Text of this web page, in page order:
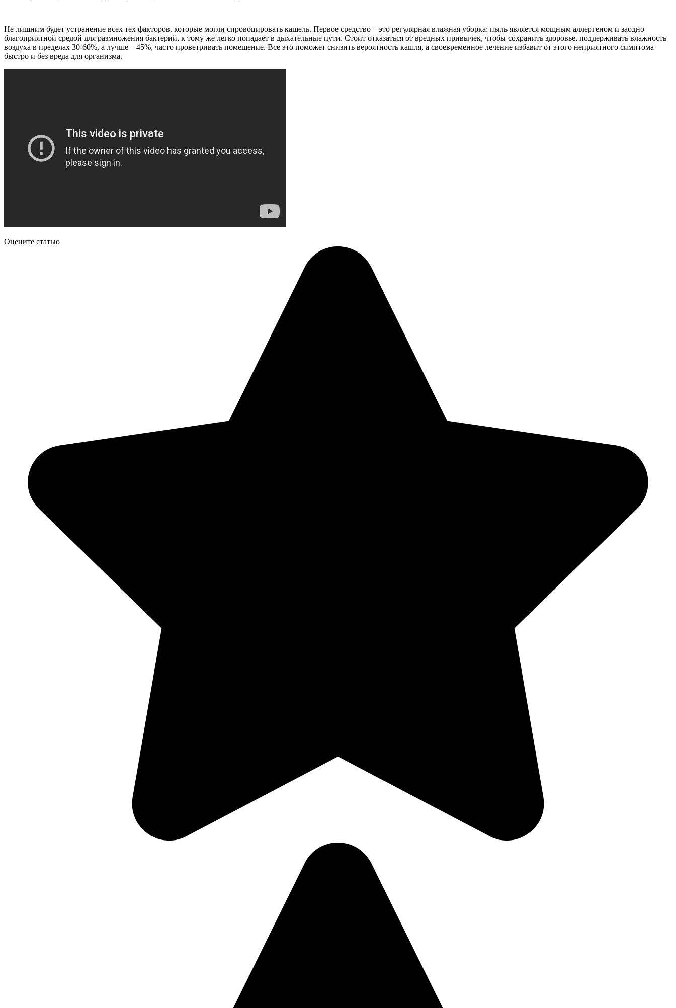
Не лишним будет устранение всех тех факторов, которые могли спровоцировать кашель. Первое средство – это регулярная влажная уборка: пыль является мощным аллергеном и заодно
благоприятной средой для размножения бактерий, к тому же легко попадает в дыхательные пути. Стоит отказаться от вредных привычек, чтобы сохранить здоровье, поддерживать влажность
воздуха в пределах 30-60%, а лучше – 45%, часто проветривать помещение. Все это поможет снизить вероятность кашля, а своевременное лечение избавит от этого неприятного симптома
быстро и без вреда для организма.
Оцените статью